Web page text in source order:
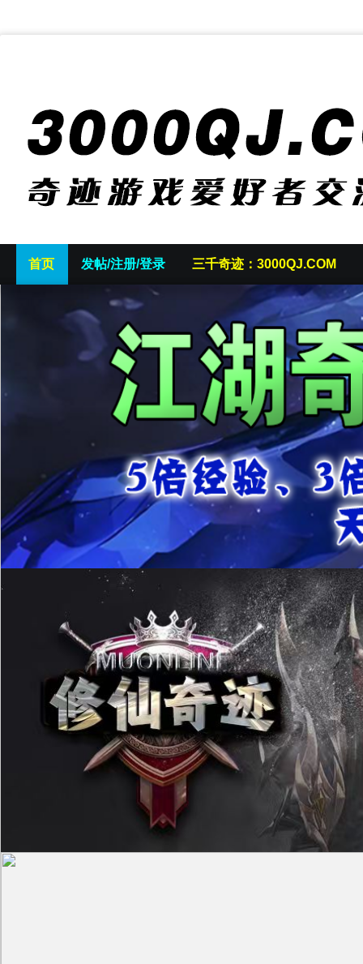
首页 发帖/注册/登录 三千奇迹：3000QJ.COM